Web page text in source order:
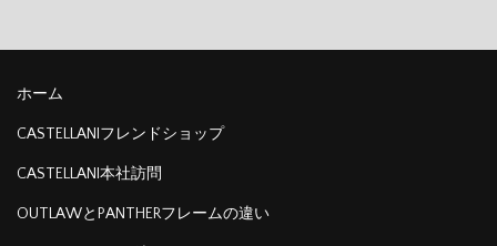
ホーム
CASTELLANIフレンドショップ
CASTELLANI本社訪問
OUTLAWとPANTHERフレームの違い